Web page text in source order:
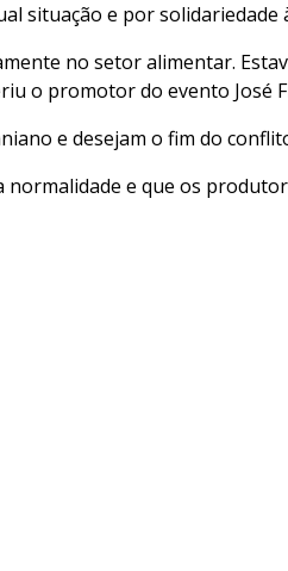
situação e por solidariedade
no setor alimentar.
o promotor do evento José
e desejam o fim do
normalidade e que os